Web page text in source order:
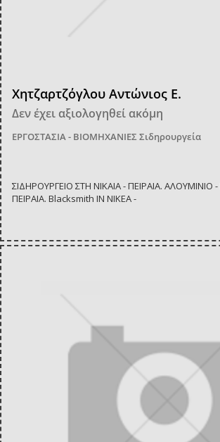
Χητζαρτζόγλου Αντώνιος Ε.
Δεν έχει αξιολογηθεί ακόμη
ΕΡΓΟΣΤΑΣΙΑ - ΒΙΟΜΗΧΑΝΙΕΣ Σιδηρουργεία
ΣΙΔΗΡΟΥΡΓΕΙΟ ΣΤΗ ΝΙΚΑΙΑ - ΠΕΙΡΑΙΑ. ΑΛΟΥΜΙΝΙΟ
ΠΕΙΡΑΙΑ. Blacksmith IN NIKEA -